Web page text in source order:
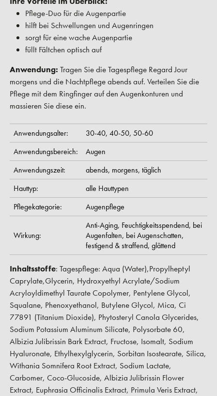
Pflege-Duo für die Augenpartie
hilft bei Schwellungen und Augenringen
sorgt für eine wache Augenpartie
füllt Fältchen optisch auf
Anwendung: Tragen Sie die Tagespflege Regard Jour
morgens und die Nachtpflege abends auf. Verteilen Sie die
Pflege mit dem Ringfinger auf den Augenkonturen und
massieren Sie diese ein.
Anwendungsalter: 30-40, 40-50, 50-60
Anwendungsbereich:
Augen
Anwendungszeit:
abends, morgens, täglich
Hauttyp:
alle Hauttypen
Pflegekategorie:
Augenpflege
Wirkung:
Anti-Aging, Feuchtigkeitsspendend, bei
Augenfalten, bei Augenschatten,
festigend & straffend, glättend
Inhaltsstoffe: Tagespflege: Aqua (Water),Propylheptyl
Caprylate,Glycerin, Hydroxyethyl Acrylate/Sodium
Acryloyldimethyl Taurate Copolymer, Pentylene Glycol,
Squalane, Phenoxyethanol, Butylene Glycol, Mica, Ci
77891 (Titanium Dioxide), Phytosteryl Canola Glycerides,
Sodium Potassium Aluminum Silicate, Polysorbate 60,
Albizia Julibrissin Bark Extract, Fructose, Isomalt, Sodium
Hyaluronate, Ethylhexylglycerin, Sorbitan Isostearate, Silica,
Withania Somnifera Root Extract, Sodium Lactate,
Carbomer, Coco-Glucoside, Albizia Julibrissin Flower
Extract, Euphrasia Officinalis Extract, Primula Veris Extract,